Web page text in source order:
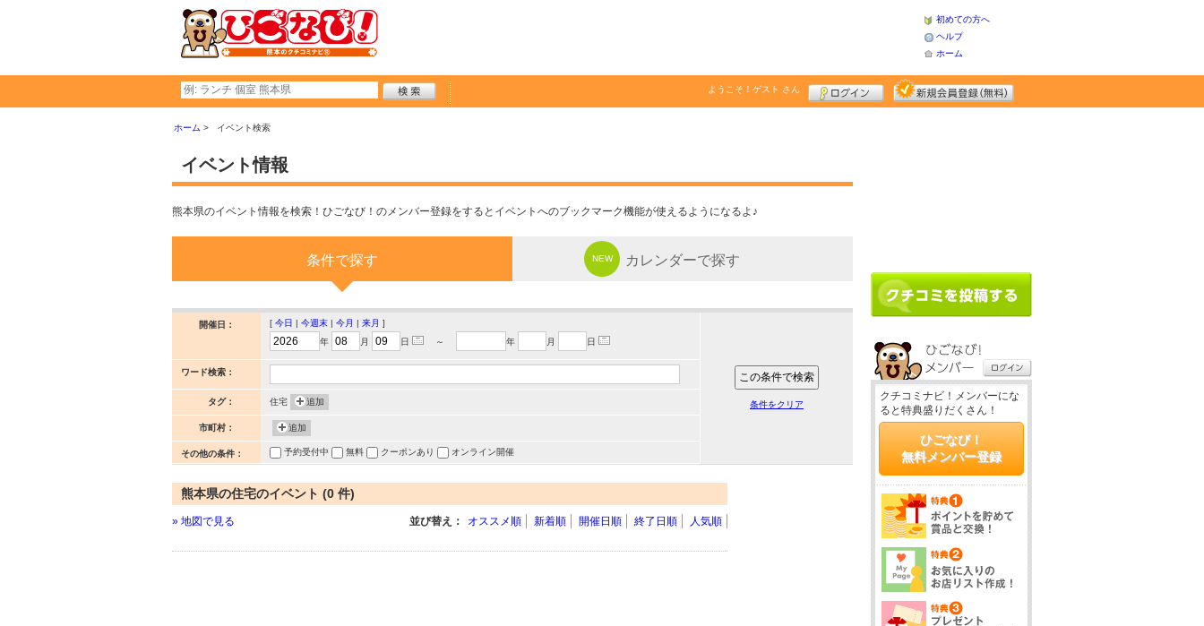
初めての方へ
ヘルプ
ホーム
ようこそ！ ゲスト さん
ホーム イベント検索
イベント情報
熊本県のイベント情報を検索！ひごなび！のメンバー登録をするとイベントへのブックマーク機能が使えるようになるよ♪
条件で探す NEW カレンダーで探す
開催日： [ 今日 | 今週末 | 今月 | 来月 ]
年
月 日 ～ 年 月 日
ワード検索：
タグ： 住宅 追加
市町村： 追加
その他の条件： 予約受付中 無料 クーポンあり オンライン開催
条件をクリア
熊本県の住宅のイベント (0 件)
» 地図で見る 並び替え： オススメ順 新着順 開催日順 終了日順 人気順
クチコミナビ！メンバーにな
ると特典盛りだくさん！
ひごなび！
無料メンバー登録